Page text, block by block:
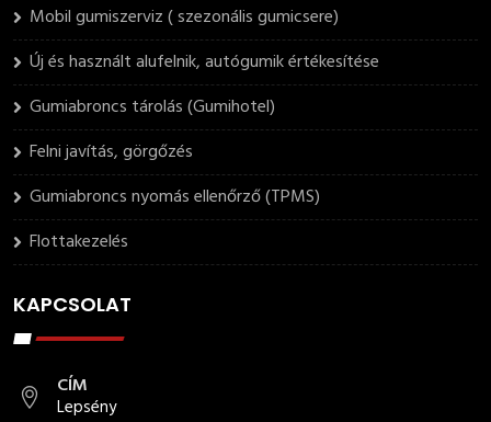
Mobil gumiszerviz ( szezonális gumicsere)
Új és használt alufelnik, autógumik értékesítése
Gumiabroncs tárolás (Gumihotel)
Felni javítás, görgőzés
Gumiabroncs nyomás ellenőrző (TPMS)
Flottakezelés
KAPCSOLAT
CÍM
Lepsény